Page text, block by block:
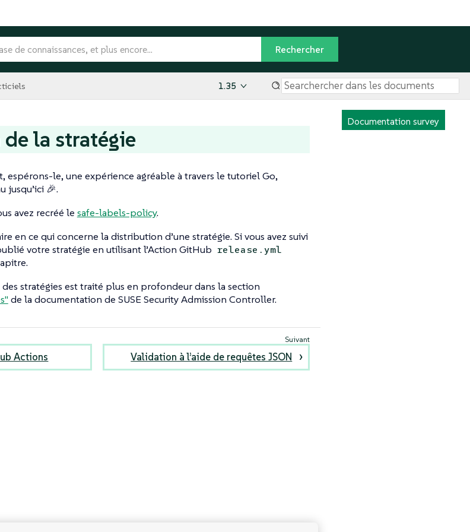
1.35
Documentation survey
la stratégie
espérons-le, une expérience agréable à travers le tutoriel Go,
jusqu’ici 🎉.
avez recréé le safe-labels-policy.
en ce qui concerne la distribution d’une stratégie. Si vous avez suivi
votre stratégie en utilisant l’Action GitHub release.yml
stratégies est traité plus en profondeur dans la section
de la documentation de SUSE Security Admission Controller.
Actions Validation à l’aide de requêtes JSON